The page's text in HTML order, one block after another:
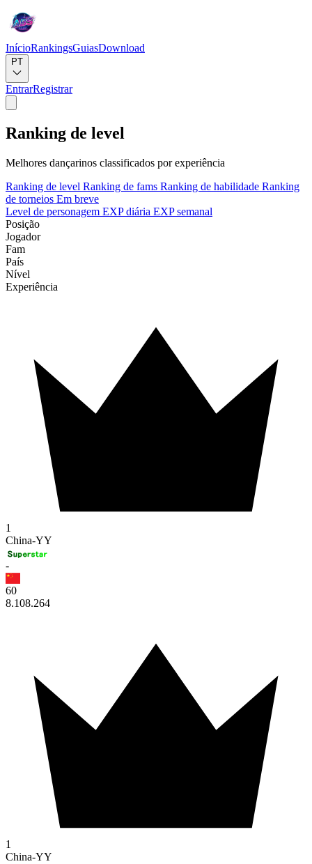
InícioRankingsGuiasDownload
PT
EntrarRegistrar
Ranking de level
Melhores dançarinos classificados por experiência
Ranking de level Ranking de fams Ranking de habilidade Ranking
de torneios Em breve
Level de personagem EXP diária EXP semanal
Posição
Jogador
Fam
País
Nível
Experiência
1
China-YY
-
60
8.108.264
1
China-YY